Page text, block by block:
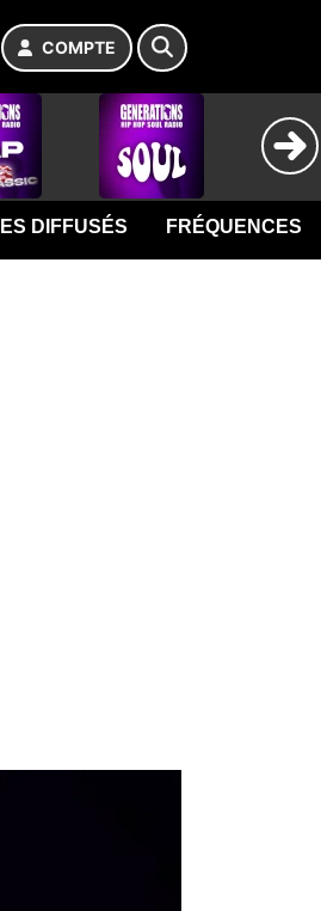
COMPTE
DIFFUSÉS FRÉQUENCES